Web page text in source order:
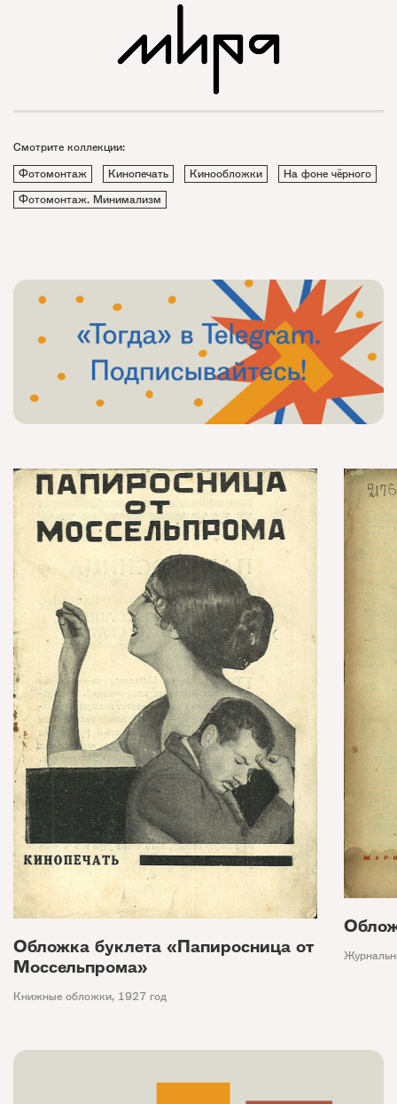
Смотрите коллекции:
Фотомонтаж
Кинопечать Кинообложки
На фоне чёрного
Фотомонтаж. Минимализм
Обложка буклета «Папиросница от
Моссельпрома»
Книжные обложки, 1927 год